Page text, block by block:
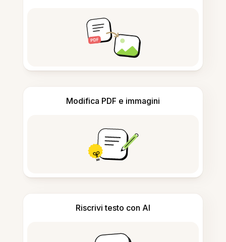
Modifica PDF e immagini
Riscrivi testo con AI